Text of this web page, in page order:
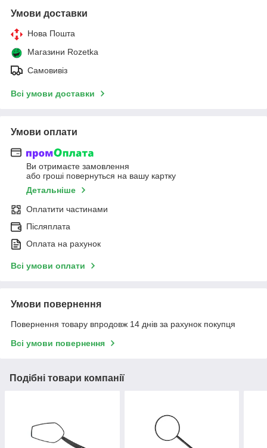
Умови доставки
Нова Пошта
Магазини Rozetka
Самовивіз
Всі умови доставки
Умови оплати
Ви отримаєте замовлення
або гроші повернуться на вашу картку
Детальніше
Оплатити частинами
Післяплата
Оплата на рахунок
Всі умови оплати
Умови повернення
Повернення товару впродовж 14 днів за рахунок покупця
Всі умови повернення
Подібні товари компанії